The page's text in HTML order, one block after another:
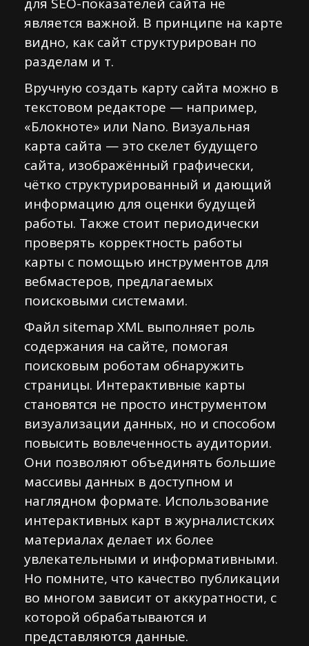
является важной. В принципе на карте
видно, как сайт структурирован по
разделам и т.
Вручную создать карту сайта можно в
текстовом редакторе — например,
«Блокноте» или Nano. Визуальная
карта сайта — это скелет будущего
сайта, изображённый графически,
чётко структурированный и дающий
информацию для оценки будущей
работы. Также стоит периодически
проверять корректность работы
карты с помощью инструментов для
вебмастеров, предлагаемых
поисковыми системами.
Файл sitemap XML выполняет роль
содержания на сайте, помогая
поисковым роботам обнаружить
страницы. Интерактивные карты
становятся не просто инструментом
визуализации данных, но и способом
повысить вовлеченность аудитории.
Они позволяют объединять большие
массивы данных в доступном и
наглядном формате. Использование
интерактивных карт в журналистских
материалах делает их более
увлекательными и информативными.
Но помните, что качество публикации
во многом зависит от аккуратности, с
которой обрабатываются и
представляются данные.